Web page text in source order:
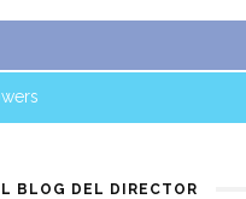
BLOG DEL DIRECTOR